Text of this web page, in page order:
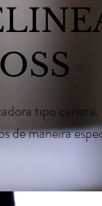
tipo
de maneira